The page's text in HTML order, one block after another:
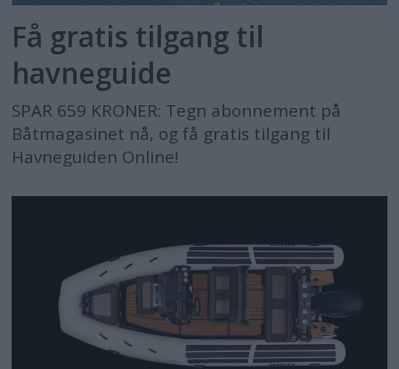
Få gratis tilgang til
havneguide
SPAR 659 KRONER: Tegn abonnement på
Båtmagasinet nå, og få gratis tilgang til
Havneguiden Online!